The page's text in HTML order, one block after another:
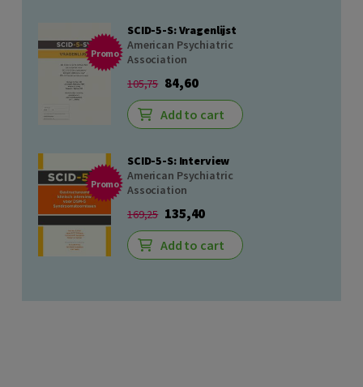
Promo
SCID-5-S: Vragenlijst
American Psychiatric
Association
105,75 84,60
Add to cart
Promo
SCID-5-S: Interview
American Psychiatric
Association
169,25 135,40
Add to cart